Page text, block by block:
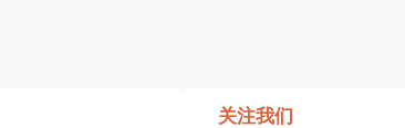
关注我们